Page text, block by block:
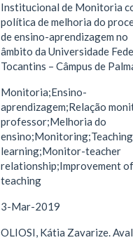
Institucional de Monitoria
política de melhoria do
de ensino-aprendizagem no
âmbito da Universidade
Tocantins – Câmpus de
Monitoria;Ensino-
aprendizagem;Relação
professor;Melhoria do
learning;Monitor-teacher
relationship;Improvement of
teaching
3-Mar-2019
OLIOSI, Kátia Zavarize.